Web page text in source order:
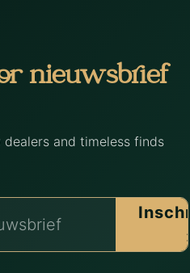
nieuwsbrief
and timeless finds